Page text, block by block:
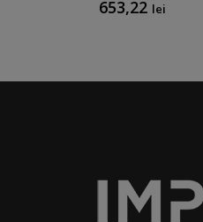
653,22 lei